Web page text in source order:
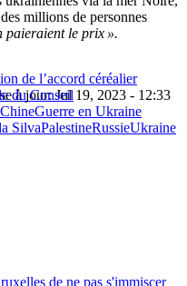
millions de personnes
paieraient le prix ».
de l’accord céréalier
du Conseil
à jour: Jul 19, 2023 - 12:33
ChineGuerre en Ukraine
SilvaPalestineRussieUkraine
de ne pas s'immiscer